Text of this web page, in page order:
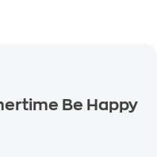
Be Happy